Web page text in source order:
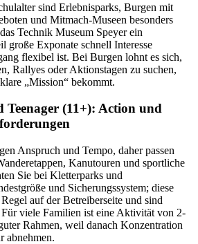
sind Erlebnisparks, Burgen mit
und Mitmach-Museen besonders
Technik Museum Speyer ein
große Exponate schnell Interesse
flexibel ist. Bei Burgen lohnt es sich,
Rallyes oder Aktionstagen zu suchen,
„Mission“ bekommt.
(11+): Action und
Anspruch und Tempo, daher passen
Kanutouren und sportliche
Sie bei Kletterparks und
und Sicherungssystem; diese
auf der Betreiberseite und sind
viele Familien ist eine Aktivität von 2-
Rahmen, weil danach Konzentration
abnehmen.